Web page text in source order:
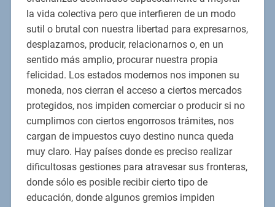
la vida colectiva pero que interfieren de un modo
sutil o brutal con nuestra libertad para expresarnos,
desplazarnos, producir, relacionarnos o, en un
sentido más amplio, procurar nuestra propia
felicidad. Los estados modernos nos imponen su
moneda, nos cierran el acceso a ciertos mercados
protegidos, nos impiden comerciar o producir si no
cumplimos con ciertos engorrosos trámites, nos
cargan de impuestos cuyo destino nunca queda
muy claro. Hay países donde es preciso realizar
dificultosas gestiones para atravesar sus fronteras,
donde sólo es posible recibir cierto tipo de
educación, donde algunos gremios impiden